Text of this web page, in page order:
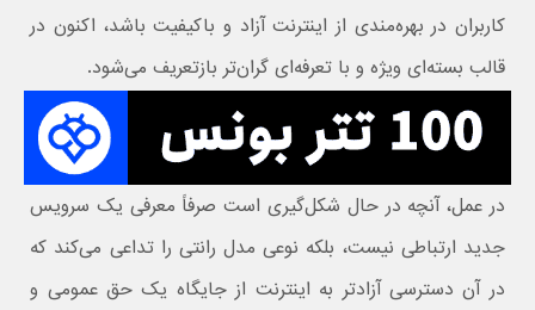
کاربران در بهره‌مندی از اینترنت آزاد و باکیفیت باشد، اکنون در
قالب بسته‌ای ویژه و با تعرفه‌ای گران‌تر بازتعریف می‌شود.
در عمل، آنچه در حال شکل‌گیری است صرفاً معرفی یک سرویس
جدید ارتباطی نیست، بلکه نوعی مدل رانتی را تداعی می‌کند که
در آن دسترسی آزادتر به اینترنت از جایگاه یک حق عمومی و